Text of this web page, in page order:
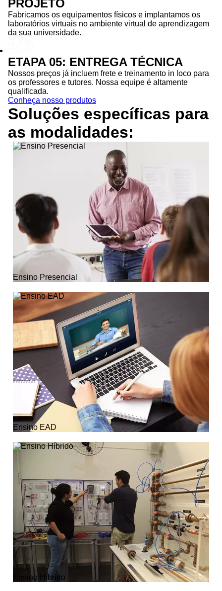
PROJETO
Fabricamos os equipamentos físicos e implantamos os
laboratórios virtuais no ambiente virtual de aprendizagem
da sua universidade.
ETAPA 05: ENTREGA TÉCNICA
Nossos preços já incluem frete e treinamento in loco para
os professores e tutores. Nossa equipe é altamente
qualificada.
Conheça nosso produtos
Soluções específicas para
as modalidades:
Ensino Presencial
Ensino EAD
Ensino Híbrido